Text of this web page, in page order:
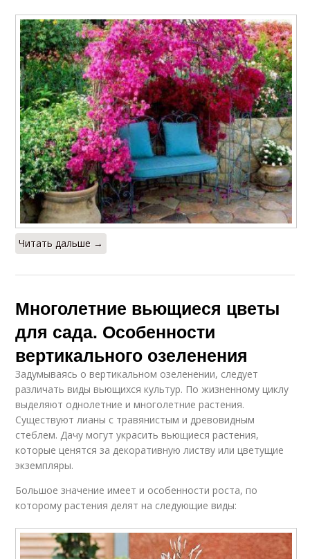
Читать дальше →
Многолетние вьющиеся цветы
для сада. Особенности
вертикального озеленения
Задумываясь о вертикальном озеленении, следует
различать виды вьющихся культур. По жизненному циклу
выделяют однолетние и многолетние растения.
Существуют лианы с травянистым и древовидным
стеблем. Дачу могут украсить вьющиеся растения,
которые ценятся за декоративную листву или цветущие
экземпляры.
Большое значение имеет и особенности роста, по
которому растения делят на следующие виды: